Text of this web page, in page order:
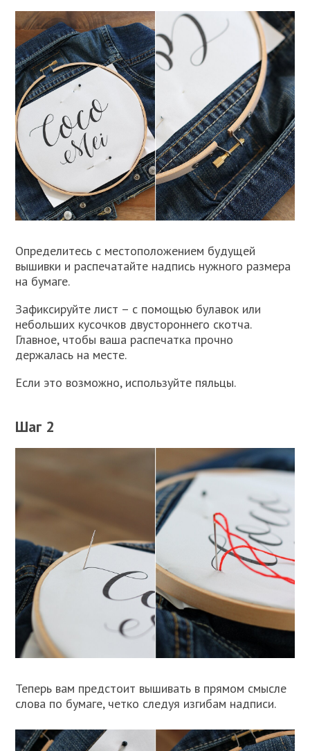
Определитесь с местоположением будущей
вышивки и распечатайте надпись нужного размера
на бумаге.
Зафиксируйте лист – с помощью булавок или
небольших кусочков двустороннего скотча.
Главное, чтобы ваша распечатка прочно
держалась на месте.
Если это возможно, используйте пяльцы.
Шаг 2
Теперь вам предстоит вышивать в прямом смысле
слова по бумаге, четко следуя изгибам надписи.